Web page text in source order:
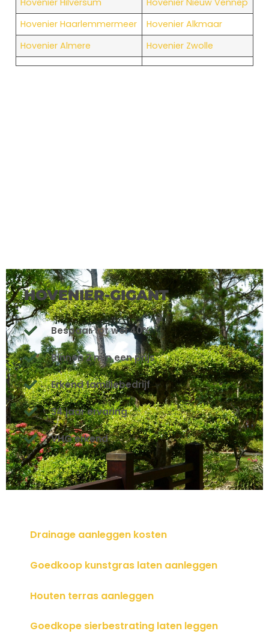
Hovenier Haarlemmermeer
Hovenier Alkmaar
Hovenier Almere
Hovenier Zwolle
HOVENIER-GIGANT
Bespaar tot wel 40%
Binnen 2 min een prijs
Erkend familiebedrijf
34 jaar ervaring
VHG erkend
Drainage aanleggen kosten
Goedkoop kunstgras laten aanleggen
Houten terras aanleggen
Goedkope sierbestrating laten leggen